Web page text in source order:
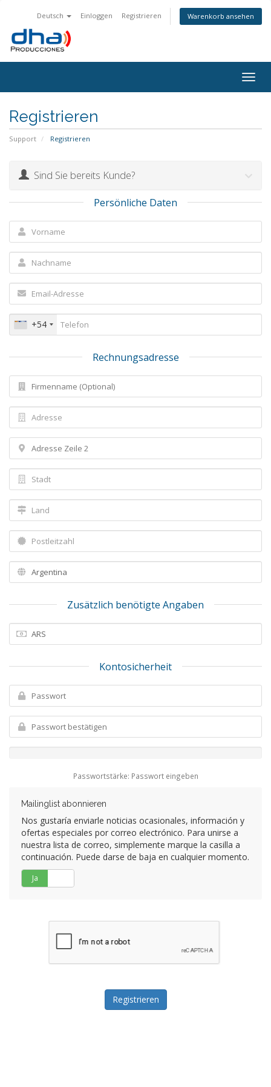
Deutsch Einloggen Registrieren Warenkorb ansehen
Registrieren
Support Registrieren
Sind Sie bereits Kunde?
Persönliche Daten
+54
Rechnungsadresse
Zusätzlich benötigte Angaben
Kontosicherheit
Passwortstärke: Passwort eingeben
Mailinglist abonnieren
Nos gustaría enviarle noticias ocasionales, información y
ofertas especiales por correo electrónico. Para unirse a
nuestra lista de correo, simplemente marque la casilla a
continuación. Puede darse de baja en cualquier momento.
Ja